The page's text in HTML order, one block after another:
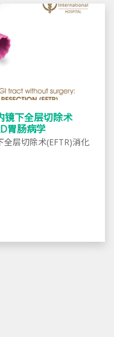
镜下全层切除术
胃肠病学
层切除术(EFTR)消化